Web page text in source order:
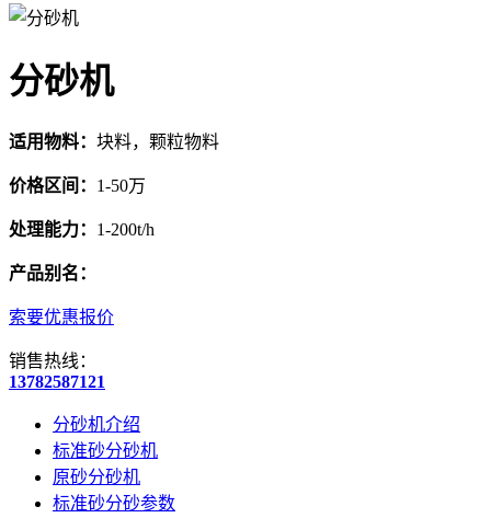
分砂机
适用物料： 块料，颗粒物料
价格区间： 1-50万
处理能力： 1-200t/h
产品别名：
索要优惠报价
销售热线：
13782587121
分砂机介绍
标准砂分砂机
原砂分砂机
标准砂分砂参数